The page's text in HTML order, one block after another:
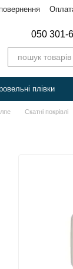
050 301-
плівки
Скатні покрівлі